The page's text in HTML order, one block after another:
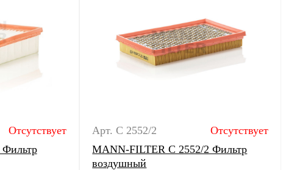
Отсутствует
Арт. C 2552/2
Отсутствует
MANN-FILTER C 2552/2 Фильтр
воздушный